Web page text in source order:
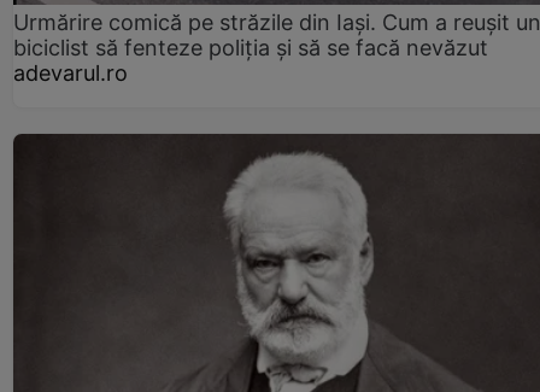
Urmărire comică pe străzile din Iași. Cum a reușit un
biciclist să fenteze poliția și să se facă nevăzut
adevarul.ro